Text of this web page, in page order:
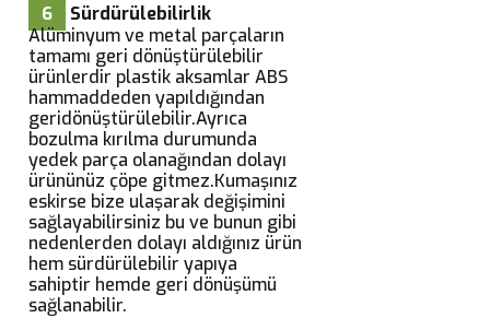
6
Sürdürülebilirlik
Alüminyum ve metal parçaların
tamamı geri dönüştürülebilir
ürünlerdir plastik aksamlar ABS
hammaddeden yapıldığından
geridönüştürülebilir.Ayrıca
bozulma kırılma durumunda
yedek parça olanağından dolayı
ürününüz çöpe gitmez.Kumaşınız
eskirse bize ulaşarak değişimini
sağlayabilirsiniz bu ve bunun gibi
nedenlerden dolayı aldığınız ürün
hem sürdürülebilir yapıya
sahiptir hemde geri dönüşümü
sağlanabilir.